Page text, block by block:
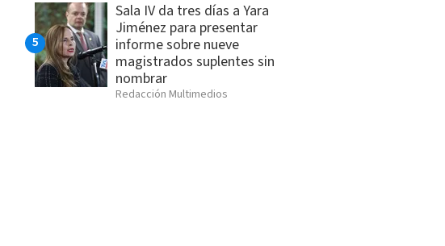
Sala IV da tres días a Yara
Jiménez para presentar
informe sobre nueve
magistrados suplentes sin
nombrar
Redacción Multimedios